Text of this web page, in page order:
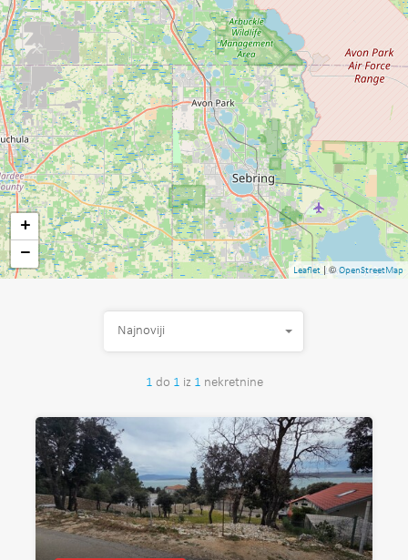
+
−
Leaflet | ©OpenStreetMap
1 do 1 iz 1 nekretnine
Najnoviji